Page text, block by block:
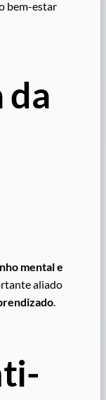
bem-estar
da
mental e
aliado